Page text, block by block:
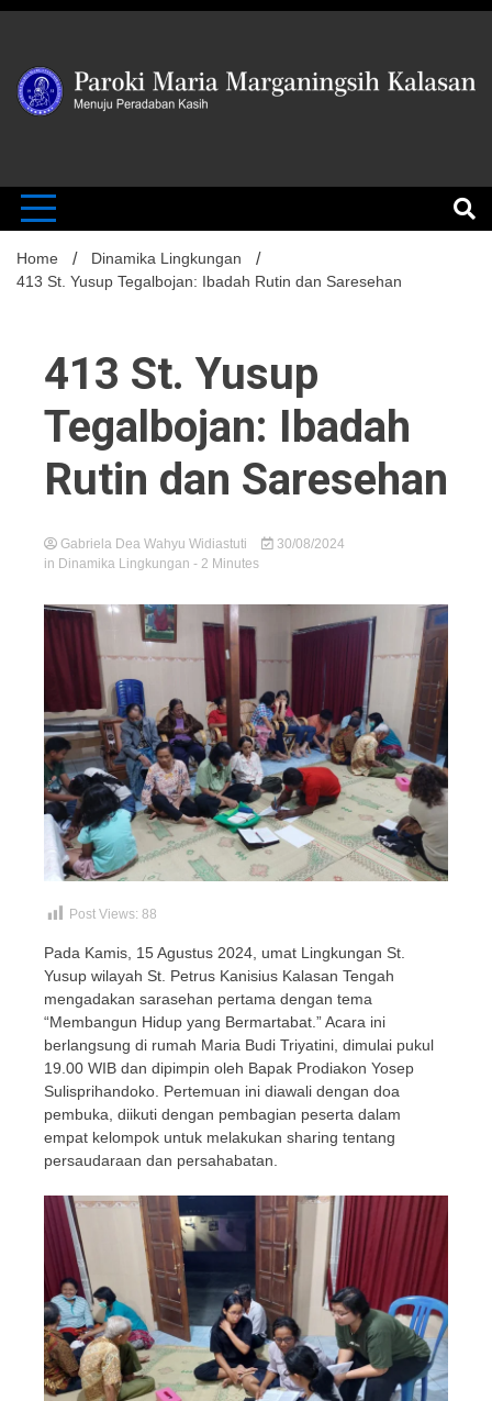
Skip
Paroki
Kalasan
Home
Dinamika Lingkungan
413 St. Yusup Tegalbojan: Ibadah Rutin dan Saresehan
413 St. Yusup
Tegalbojan: Ibadah
Rutin dan Saresehan
Gabriela Dea Wahyu Widiastuti
30/08/2024
in Dinamika Lingkungan - 2 Minutes
Post Views: 88
Pada Kamis, 15 Agustus 2024, umat Lingkungan St.
Yusup wilayah St. Petrus Kanisius Kalasan Tengah
mengadakan sarasehan pertama dengan tema
“Membangun Hidup yang Bermartabat.” Acara ini
berlangsung di rumah Maria Budi Triyatini, dimulai pukul
19.00 WIB dan dipimpin oleh Bapak Prodiakon Yosep
Sulisprihandoko. Pertemuan ini diawali dengan doa
pembuka, diikuti dengan pembagian peserta dalam
empat kelompok untuk melakukan sharing tentang
persaudaraan dan persahabatan.